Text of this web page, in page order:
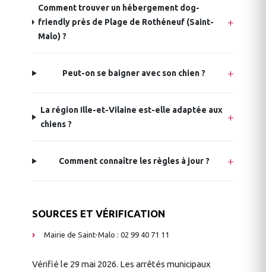
Comment trouver un hébergement dog-
friendly près de Plage de Rothéneuf (Saint-
Malo) ?
Peut-on se baigner avec son chien ?
La région Ille-et-Vilaine est-elle adaptée aux
chiens ?
Comment connaître les règles à jour ?
SOURCES ET VÉRIFICATION
Mairie de Saint-Malo : 02 99 40 71 11
Vérifié le 29 mai 2026. Les arrêtés municipaux